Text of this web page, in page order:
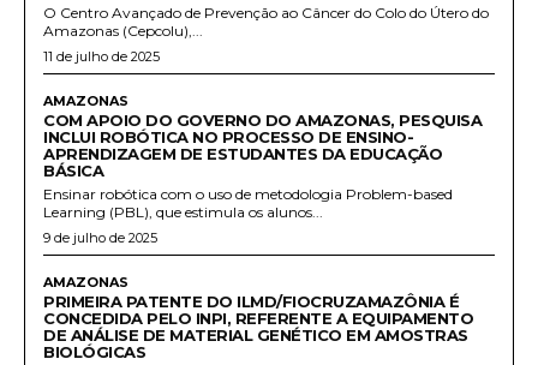
O Centro Avançado de Prevenção ao Câncer do Colo do Útero do
Amazonas (Cepcolu),...
11 de julho de 2025
AMAZONAS
COM APOIO DO GOVERNO DO AMAZONAS, PESQUISA
INCLUI ROBÓTICA NO PROCESSO DE ENSINO-
APRENDIZAGEM DE ESTUDANTES DA EDUCAÇÃO
BÁSICA
Ensinar robótica com o uso de metodologia Problem-based
Learning (PBL), que estimula os alunos...
9 de julho de 2025
AMAZONAS
PRIMEIRA PATENTE DO ILMD/FIOCRUZAMAZÔNIA É
CONCEDIDA PELO INPI, REFERENTE A EQUIPAMENTO
DE ANÁLISE DE MATERIAL GENÉTICO EM AMOSTRAS
BIOLÓGICAS